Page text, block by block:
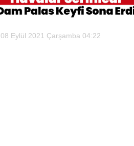
08 Eylül 2021 Çarşamba 04:22